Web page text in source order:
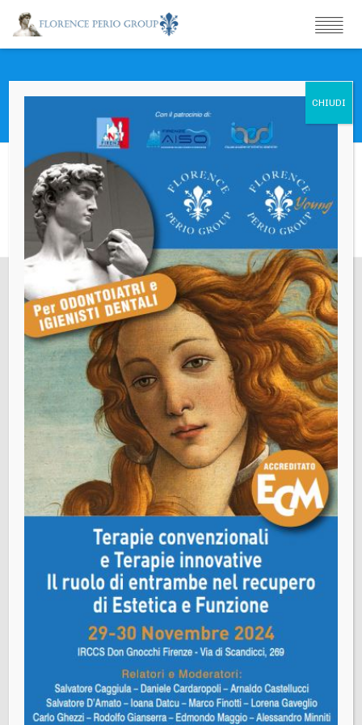
D’Amelio Corrado Paolo
Sede Legale
Via Gino Capponi,26
50121 Firenze
Segreteria